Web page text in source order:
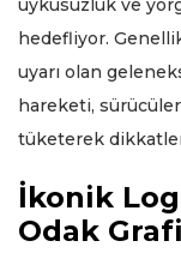
uykusuzluk ve
hedefliyor.
uyarı olan
hareketi,
tüketerek
İkonik
Odak